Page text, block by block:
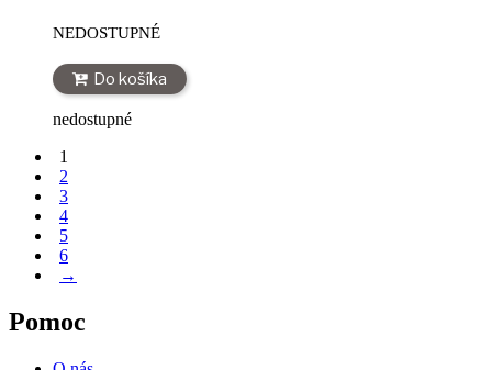
NEDOSTUPNÉ
Do košíka
nedostupné
1
2
3
4
5
6
→
Pomoc